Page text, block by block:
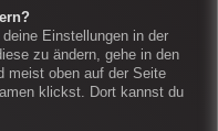
Einstellungen in der
zu ändern, gehe in den
meist oben auf der Seite
klickst. Dort kannst du